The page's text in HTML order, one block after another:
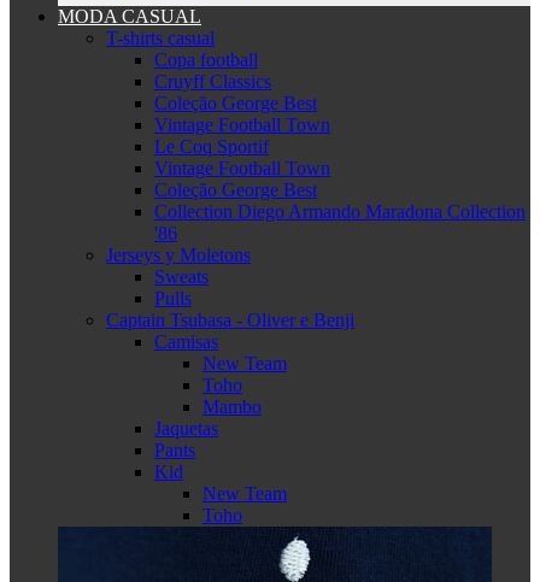
MODA CASUAL
T-shirts casual
Copa football
Cruyff Classics
Coleção George Best
Vintage Football Town
Le Coq Sportif
Vintage Football Town
Coleção George Best
Collection Diego Armando Maradona Collection
'86
Jerseys y Moletons
Sweats
Pulls
Captain Tsubasa - Oliver e Benji
Camisas
New Team
Toho
Mambo
Jaquetas
Pants
Kid
New Team
Toho